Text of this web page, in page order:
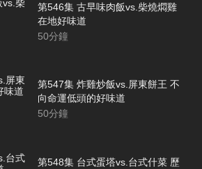
第546集 古早味肉飯vs.柴燒燜雞
在地好味道
50分鐘
第547集 炸雞炒飯vs.屏東餅王 不
向命運低頭的好味道
50分鐘
第548集 台式蛋塔vs.台式什菜 歷